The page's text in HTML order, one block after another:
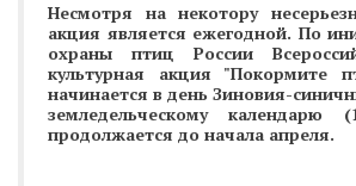
Несмотря на некотору
акция является ежегодной. По
охраны птиц России
культурная акция "Покормите
начинается в день Зиновия-
земледельческому
продолжается до начала апреля.